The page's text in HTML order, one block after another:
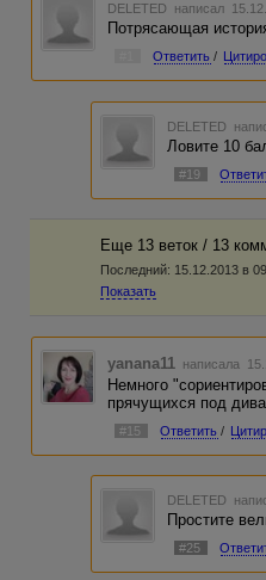
DELETED написал
Потрясающая
Ответить /
DELETED
Ловите 10
#19
Еще 13 веток / 13
Последний: 15.12.2013 в
Показать
yanana11 написала
Немного
прячущихся под
#15 Ответить /
DELETED
Простите
#25